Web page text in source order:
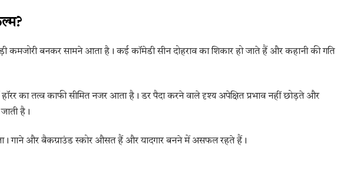
कमजोरी बनकर सामने आता है। कई कॉमेडी सीन दोहराव का शिकार हो जाते हैं और कहानी की गति
का तत्व काफी सीमित नजर आता है। डर पैदा करने वाले दृश्य अपेक्षित प्रभाव नहीं छोड़ते और
है।
गाने और बैकग्राउंड स्कोर औसत हैं और यादगार बनने में असफल रहते हैं।